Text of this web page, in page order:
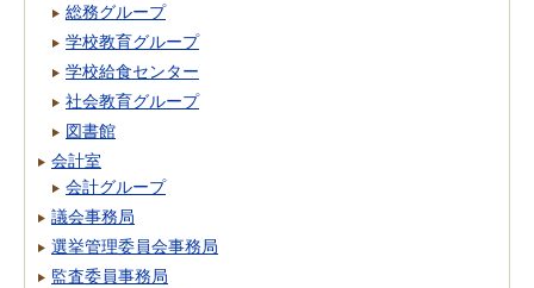
総務グループ
学校教育グループ
学校給食センター
社会教育グループ
図書館
会計室
会計グループ
議会事務局
選挙管理委員会事務局
監査委員事務局